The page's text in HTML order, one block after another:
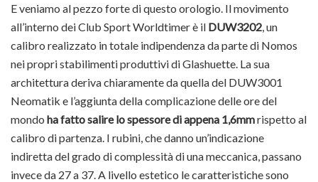
E veniamo al pezzo forte di questo orologio. Il movimento
all’interno dei Club Sport Worldtimer è il DUW3202, un
calibro realizzato in totale indipendenza da parte di Nomos
nei propri stabilimenti produttivi di Glashuette. La sua
architettura deriva chiaramente da quella del DUW3001
Neomatik e l’aggiunta della complicazione delle ore del
mondo ha fatto salire lo spessore di appena 1,6mmrispetto al
calibro di partenza. I rubini, che danno un’indicazione
indiretta del grado di complessità di una meccanica, passano
invece da 27 a 37. A livello estetico le caratteristiche sono